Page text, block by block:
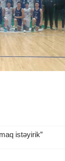
istəyirik”